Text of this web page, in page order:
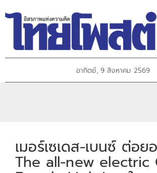
อาทิตย์, 9 สิงหาคม 2569
เมอร์เซเดส-เบนซ์ ต่อย
The all-new electric